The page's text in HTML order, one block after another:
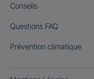
Conseils
Questions FAQ
Prévention climatique